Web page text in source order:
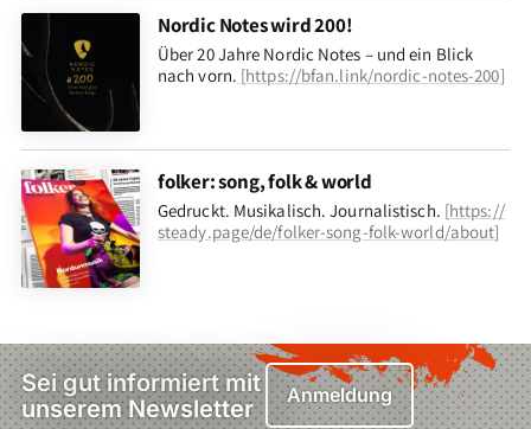
Nordic Notes wird 200!
Über 20 Jahre Nordic Notes – und ein Blick
nach vorn. [https://bfan.link/nordic-notes-200]
folker: song, folk & world
Gedruckt. Musikalisch. Journalistisch. [https://
steady.page/de/folker-song-folk-world/about]
Sei gut informiert mit
unserem Newsletter
Anmeldung